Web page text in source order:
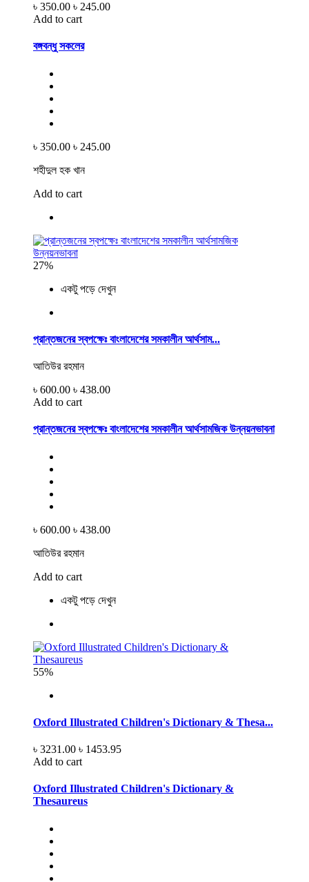
৳ 350.00 ৳ 245.00
Add to cart
বঙ্গবন্ধু সকলের
৳ 350.00 ৳ 245.00
শহীদুল হক খান
Add to cart
27%
একটু পড়ে দেখুন
প্রান্তজনের স্বপক্ষেঃ বাংলাদেশের সমকালীন আর্থসাম...
আতিউর রহমান
৳ 600.00 ৳ 438.00
Add to cart
প্রান্তজনের স্বপক্ষেঃ বাংলাদেশের সমকালীন আর্থসামজিক উন্নয়নভাবনা
৳ 600.00 ৳ 438.00
আতিউর রহমান
Add to cart
একটু পড়ে দেখুন
55%
Oxford Illustrated Children's Dictionary & Thesa...
৳ 3231.00 ৳ 1453.95
Add to cart
Oxford Illustrated Children's Dictionary &
Thesaureus